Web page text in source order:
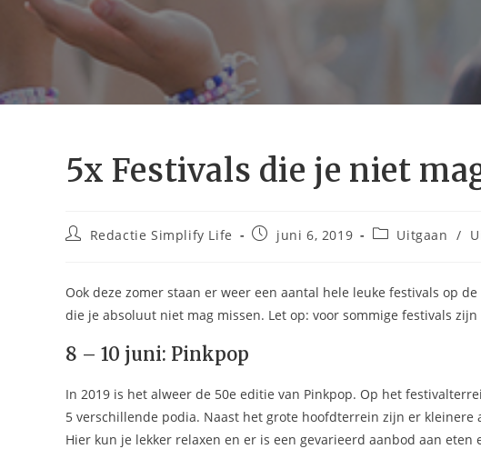
5x Festivals die je niet
BerichtRedactie Simplify Life
Berichtjuni 6, 2019 Uitgaan /
Ook deze zomer staan er weer een aantal hele leuke festivals op
die je absoluut niet mag missen. Let op: voor sommige festivals
8 – 10 juni: Pinkpop
In 2019 is het alweer de 50e editie van Pinkpop. Op het
5 verschillende podia. Naast het grote hoofdterrein zijn er kleinere
Hier kun je lekker relaxen en er is een gevarieerd aanbod aan